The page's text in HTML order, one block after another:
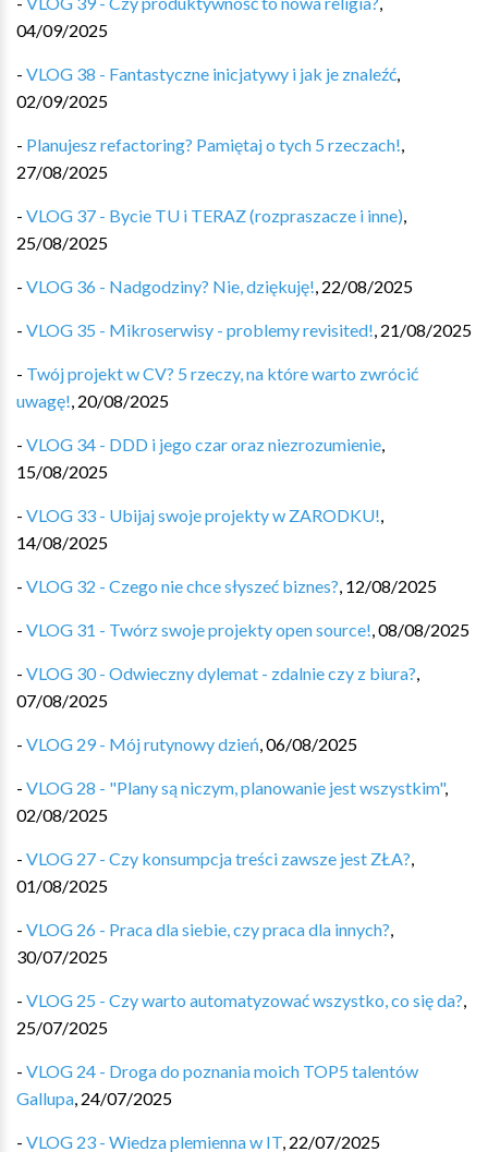
04/09/2025
- VLOG 38 - Fantastyczne inicjatywy i jak je znaleźć,
02/09/2025
- Planujesz refactoring? Pamiętaj o tych 5 rzeczach!,
27/08/2025
- VLOG 37 - Bycie TU i TERAZ (rozpraszacze i inne),
25/08/2025
- VLOG 36 - Nadgodziny? Nie, dziękuję!, 22/08/2025
- VLOG 35 - Mikroserwisy - problemy revisited!, 21/08/2025
- Twój projekt w CV? 5 rzeczy, na które warto zwrócić
uwagę!, 20/08/2025
- VLOG 34 - DDD i jego czar oraz niezrozumienie,
15/08/2025
- VLOG 33 - Ubijaj swoje projekty w ZARODKU!,
14/08/2025
- VLOG 32 - Czego nie chce słyszeć biznes?, 12/08/2025
- VLOG 31 - Twórz swoje projekty open source!,08/08/2025
- VLOG 30 - Odwieczny dylemat - zdalnie czy z biura?,
07/08/2025
- VLOG 29 - Mój rutynowy dzień,06/08/2025
- VLOG 28 - "Plany są niczym, planowanie jest wszystkim",
02/08/2025
- VLOG 27 - Czy konsumpcja treści zawsze jest ZŁA?,
01/08/2025
- VLOG 26 - Praca dla siebie, czy praca dla innych?,
30/07/2025
- VLOG 25 - Czy warto automatyzować wszystko, co się da?,
25/07/2025
- VLOG 24 - Droga do poznania moich TOP5 talentów
Gallupa, 24/07/2025
- VLOG 23 - Wiedza plemienna w IT, 22/07/2025